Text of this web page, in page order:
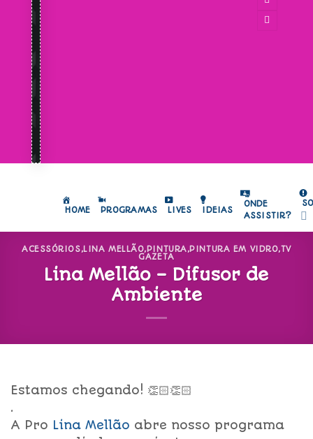
HOME PROGRAMAS LIVES IDEIAS
ONDE
ASSISTIR?
ACESSÓRIOS,LINA MELLÃO, PINTURA,PINTURA EM VIDRO,TV
GAZETA
Lina Mellão – Difusor de
Ambiente
Estamos chegando! 👏🏻👏🏻
.
A Pro Lina Mellão abre nosso programa